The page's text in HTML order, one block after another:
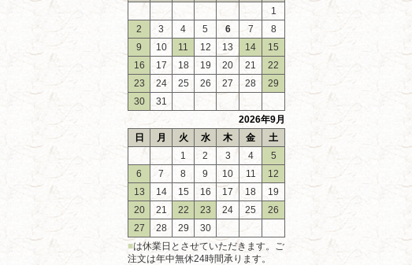
1
2
3 4 5 6 7
8
9
10 11 12 13 14
15
16
17 18 19 20 21
22
23
24 25 26 27 28
29
30
31
2026年9月
日
月 火 水 木 金
土
1
2 3 4
5
6
7 8 9 10 11
12
13
14 15 16 17 18
19
20
21 22 23 24 25
26
27
28 29
30
■は休業日とさせていただきます。ご
注文は年中無休24時間承ります。